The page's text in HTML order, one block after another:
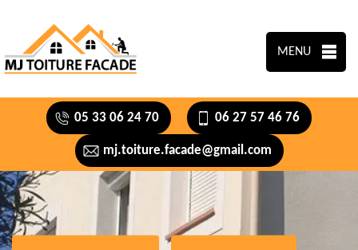
MENU
05 33 06 24 70 06 27 57 46 76
mj.toiture.facade@gmail.com